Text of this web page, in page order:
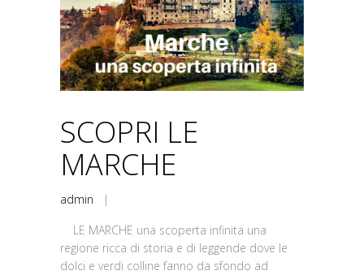
SCOPRI LE
MARCHE
admin |
LE MARCHE una scoperta infinita una
regione ricca di storia e di leggende dove le
dolci e verdi colline fanno da sfondo ad